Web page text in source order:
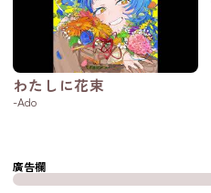
わたしに花束
-Ado
廣告欄